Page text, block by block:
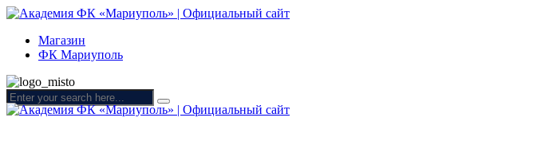
Магазин
ФК Мариуполь